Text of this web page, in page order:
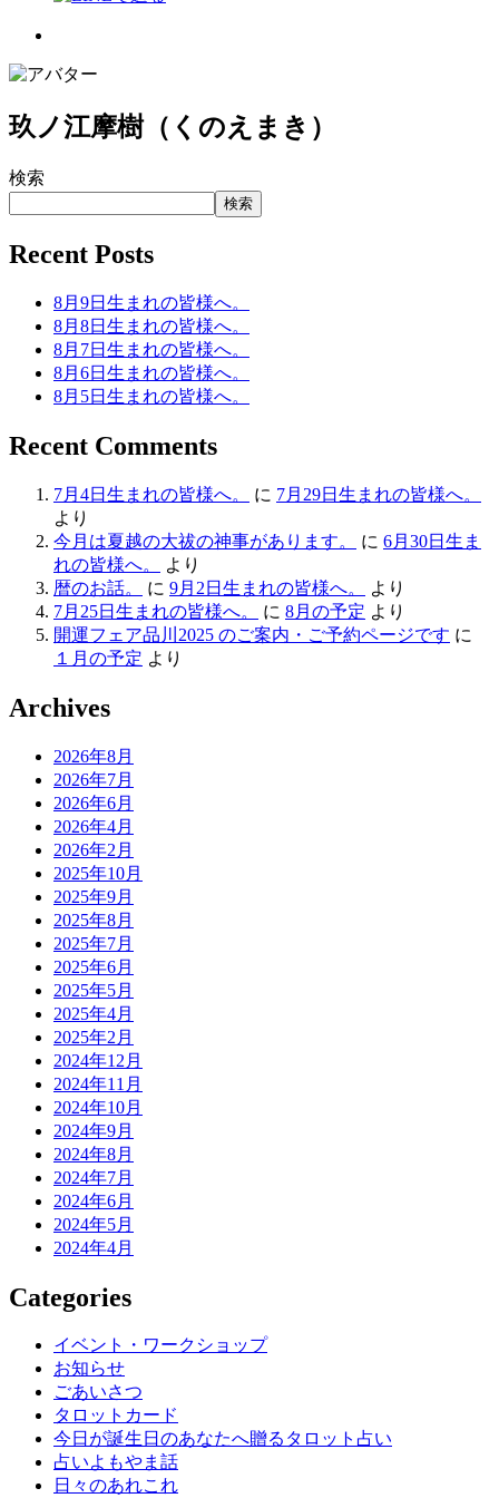
玖ノ江摩樹（くのえまき）
検索
検索
Recent Posts
8月9日生まれの皆様へ。
8月8日生まれの皆様へ。
8月7日生まれの皆様へ。
8月6日生まれの皆様へ。
8月5日生まれの皆様へ。
Recent Comments
7月4日生まれの皆様へ。 に 7月29日生まれの皆様へ。
より
今月は夏越の大祓の神事があります。
に 6月30日生ま
れの皆様へ。
より
暦のお話。
に 9月2日生まれの皆様へ。
より
7月25日生まれの皆様へ。
に 8月の予定 より
開運フェア品川2025 のご案内・ご予約ページです に
１月の予定 より
Archives
2026年8月
2026年7月
2026年6月
2026年4月
2026年2月
2025年10月
2025年9月
2025年8月
2025年7月
2025年6月
2025年5月
2025年4月
2025年2月
2024年12月
2024年11月
2024年10月
2024年9月
2024年8月
2024年7月
2024年6月
2024年5月
2024年4月
Categories
イベント・ワークショップ
お知らせ
ごあいさつ
タロットカード
今日が誕生日のあなたへ贈るタロット占い
占いよもやま話
日々のあれこれ